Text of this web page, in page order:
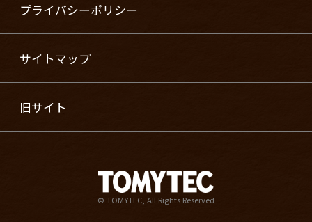
プライバシーポリシー
サイトマップ
旧サイト
© TOMYTEC, All Rights Reserved